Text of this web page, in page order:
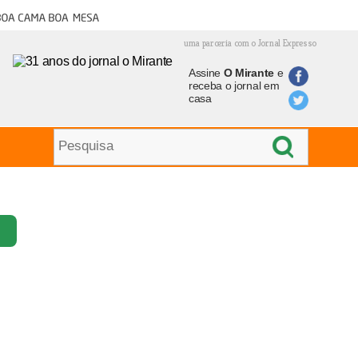
cama boa mesa
uma parceria com o Jornal Expresso
Assine O Mirantee
receba o jornal em
casa